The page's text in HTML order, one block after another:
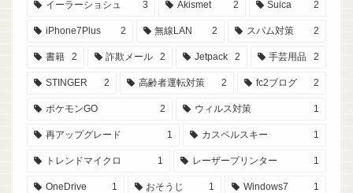
イーラーショシュ 3 Akismet 2 Suica 2
iPhone7Plus 2 無線LAN 2 スパム対策 2
書籍 2 詐欺メール 2 Jetpack 2 手芸用品 2
STINGER 2 高齢者運転対策 2 fc2ブログ 2
ポケモンGO 2 ウィルス対策 1
再アップグレード 1 カスペルスキー 1
トレンドマイクロ 1 レーザープリンター 1
OneDrive 1 おそうじ 1 Windows7 1